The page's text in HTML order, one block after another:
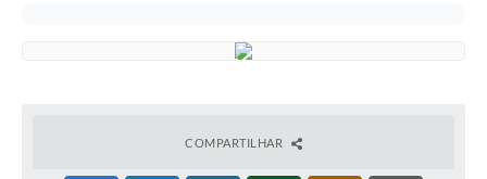
COMPARTILHAR